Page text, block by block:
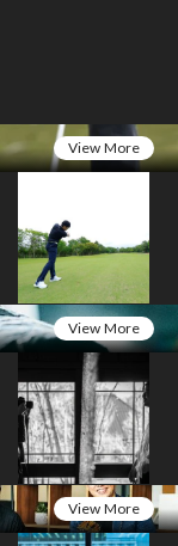
View More
View More
View More